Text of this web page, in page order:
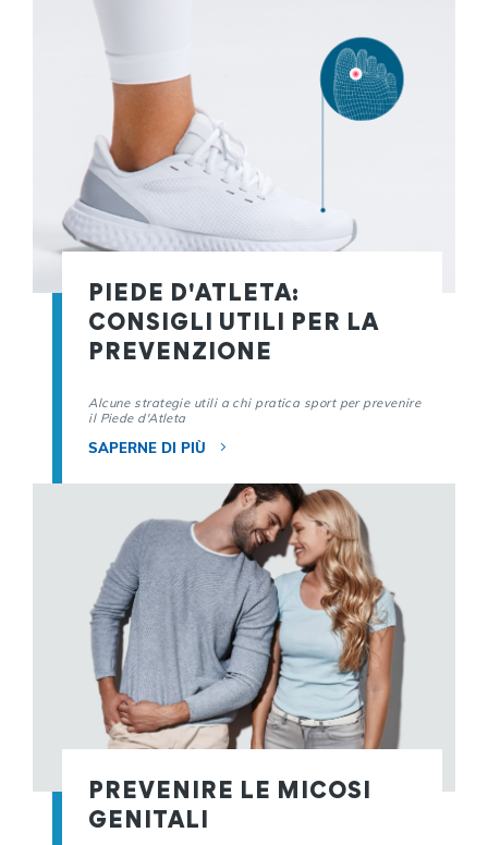
PIEDE D'ATLETA:
CONSIGLI UTILI PER LA
PREVENZIONE
Alcune strategie utili a chi pratica sport per prevenire
il Piede d'Atleta
SAPERNE DI PIÙ
PREVENIRE LE MICOSI
GENITALI